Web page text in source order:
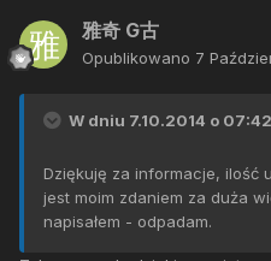
雅奇 G古
Opublikowano 7
W dniu 7.10.2014 o
Dziękuję za informacje, ilość
jest moim zdaniem za duża
napisałem - odpadam.